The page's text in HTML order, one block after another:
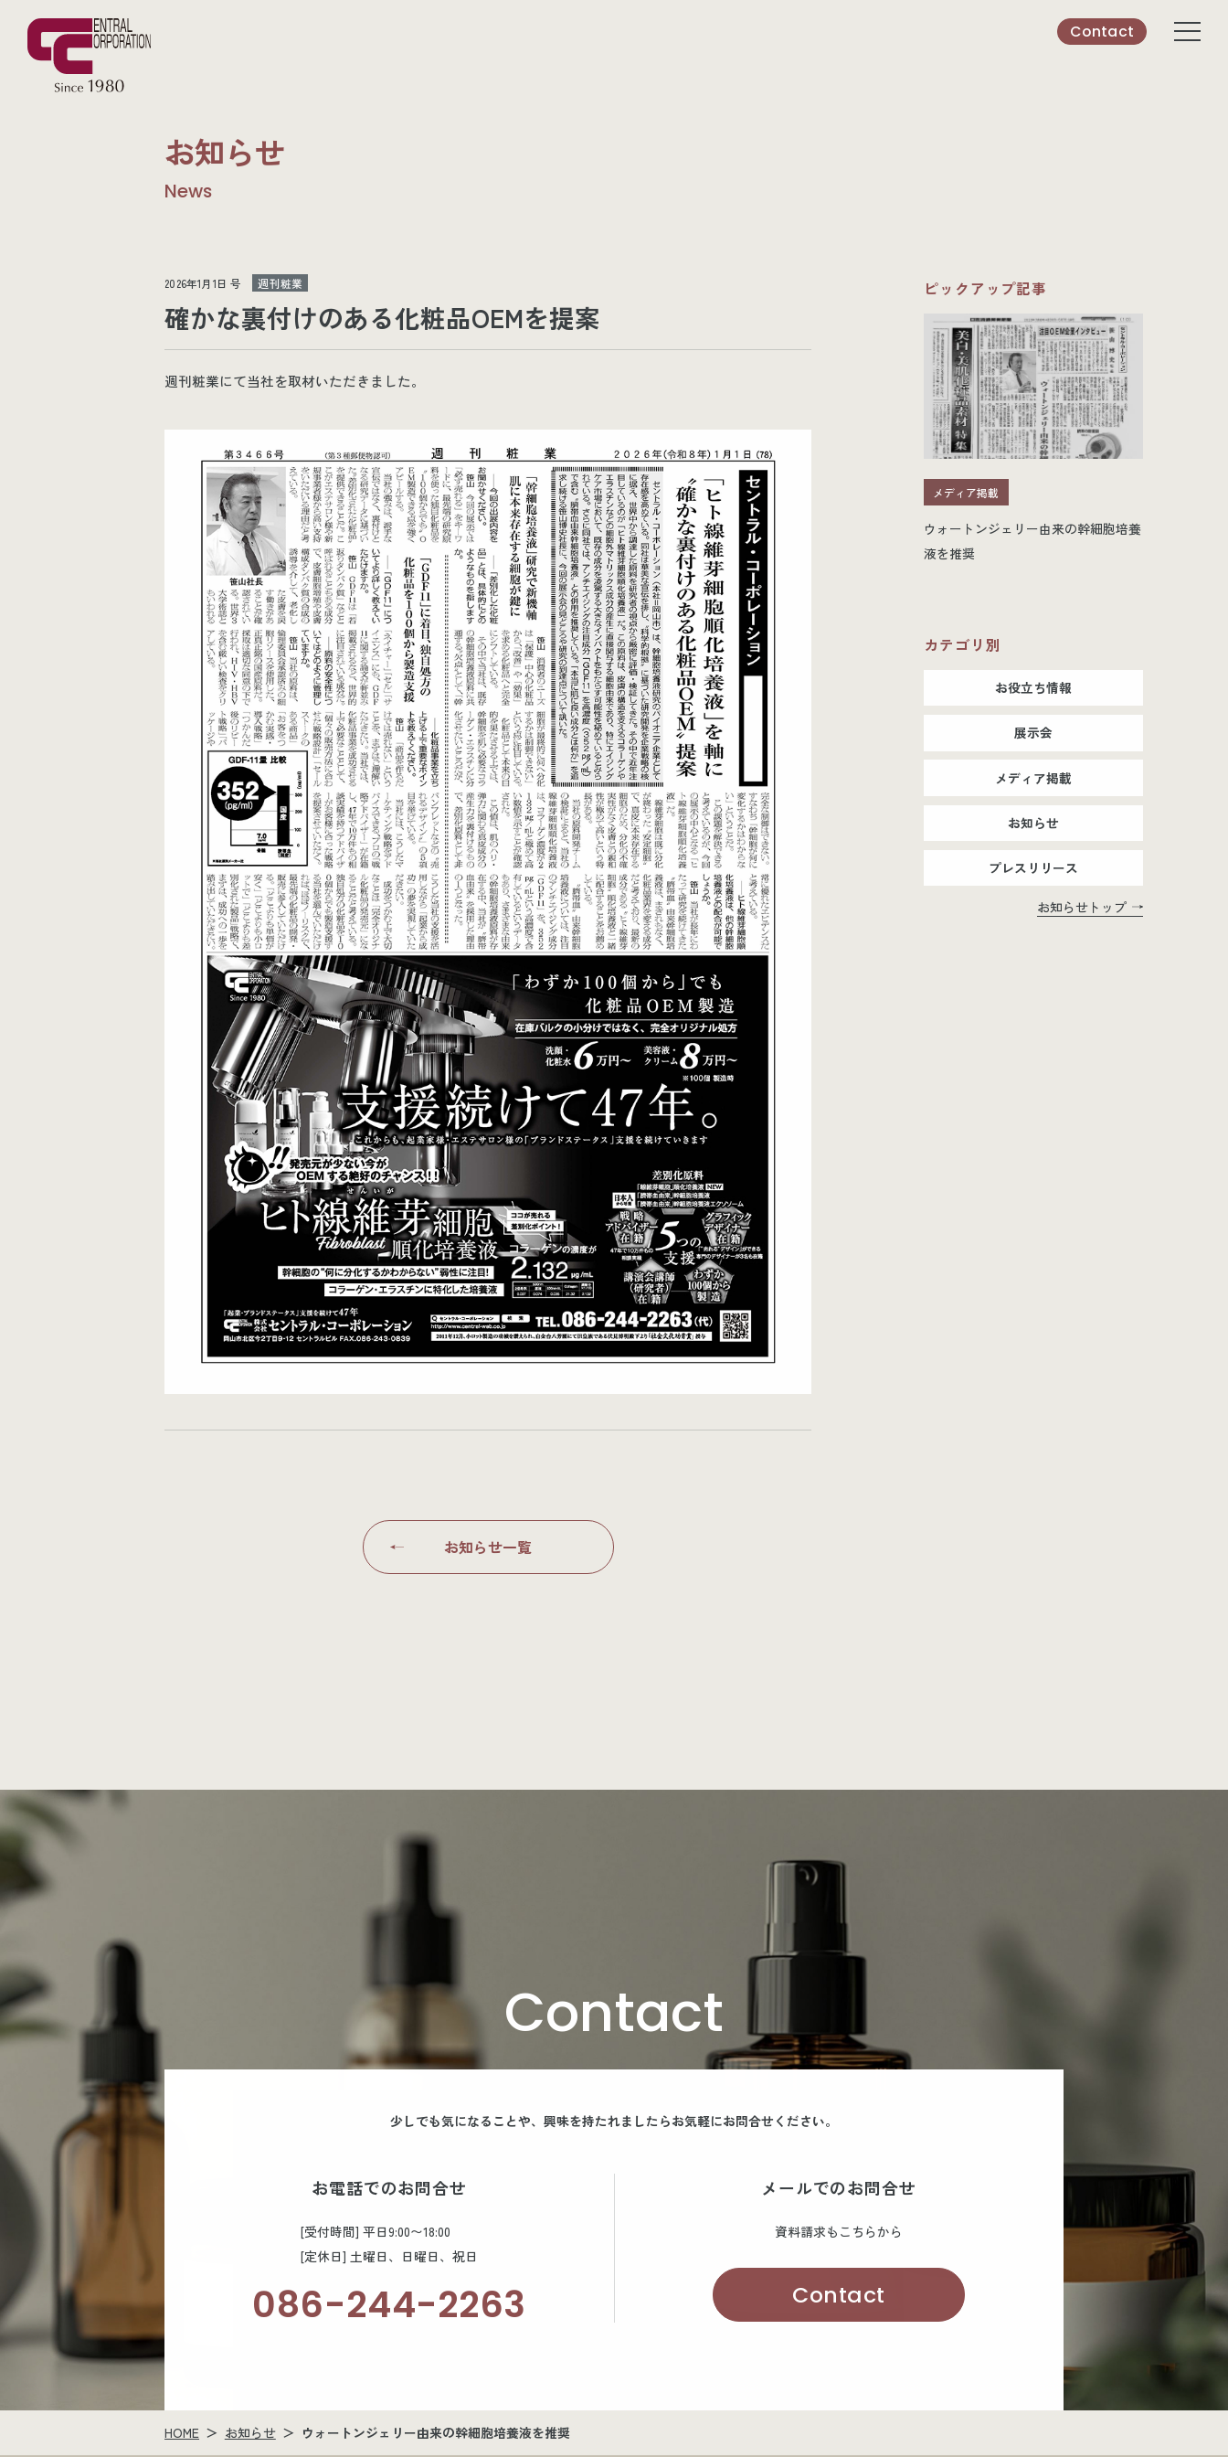
お知らせ
News
2026年1月1日 号 週刊粧業
確かな裏付けのある化粧品OEMを提案
週刊粧業にて当社を取材いただきました。
お知らせ一覧
ピックアップ記事
メディア掲載
ウォートンジェリー由来の幹細胞培養
液を推奨
カテゴリ別
お役立ち情報
展示会
メディア掲載
お知らせ
プレスリリース
お知らせトップ
Contact
少しでも気になることや、 興味を持たれましたらお気軽にお問合せください。
お電話でのお問合せ
[受付時間] 平日9:00〜18:00
[定休日] 土曜日、日曜日、祝日
086-244-2263
メールでのお問合せ
資料請求もこちらから
Contact
HOME お知らせ ウォートンジェリー由来の幹細胞培養液を推奨
Contact